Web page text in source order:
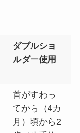
ダブルショ
ルダー使用
首がすわっ
てから（4カ
月）頃から2